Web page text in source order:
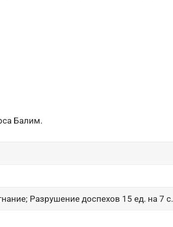
Балим.
Разрушение доспехов 15 ед. на 7 с.